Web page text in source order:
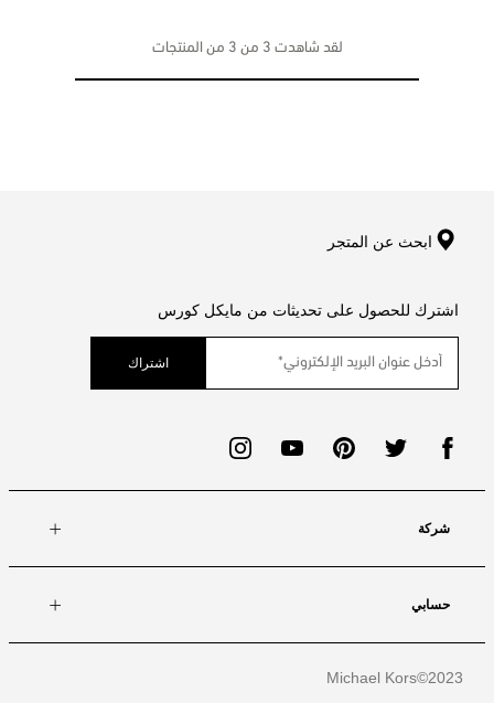
لقد شاهدت 3 من 3 من المنتجات
ابحث عن المتجر
اشترك للحصول على تحديثات من مايكل كورس
اشتراك
شركة
حسابي
Michael Kors